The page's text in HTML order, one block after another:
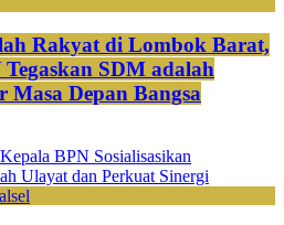
Rakyat di Lombok Barat,
SDM adalah
Depan Bangsa